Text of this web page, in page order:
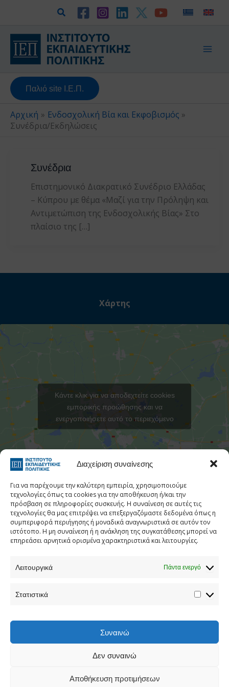
Διαχείριση συναίνεσης
Για να παρέχουμε την καλύτερη εμπειρία, χρησιμοποιούμε
τεχνολογίες όπως τα cookies για την αποθήκευση ή/και την
πρόσβαση σε πληροφορίες συσκευής. Η συναίνεση σε αυτές τις
τεχνολογίες θα μας επιτρέψει να επεξεργαζόμαστε δεδομένα όπως η
συμπεριφορά περιήγησης ή μοναδικά αναγνωριστικά σε αυτόν τον
ιστότοπο. Η μη συναίνεση ή η ανάκληση της συγκατάθεσης μπορεί να
επηρεάσει αρνητικά ορισμένα χαρακτηριστικά και λειτουργίες.
Λειτουργικά Πάντα ενεργό
Στατιστικά
Συναινώ
Δεν συναινώ
Αποθήκευση προτιμήσεων
περιεχόμενο
Αναζήτηση
Παλιό site Ι.Ε.Π.
Αρχική
Ενδοσχολική Βία και Εκφοβισμός
Συνέδρια/Εκδηλώσεις
Συνέδρια
Επιστημονικό Διακρατικό Συνέδριο Ελλάδας
– Κύπρου με θέμα «Μαζί για την Πρόληψη και
Αντιμετώπιση της Ενδοσχολικής Βίας» Στο
πλαίσιο της […]
Χάρτης
Κάντε κλικ για να αποδεχτείτε cookies
εμπορικής προώθησης και να
ενεργοποιήσετε αυτό το περιεχόμενο
Τηλεφωνικός Κατάλογος
Τηλ:213 1335 100
Ταχ. Διεύθυνση:
Αν. Τσόχα 36, Αθήνα, Τ.Κ. 11521
Προστασία προσωπικών δεδομένων
contact:webmaster[at]iep.edu.gr